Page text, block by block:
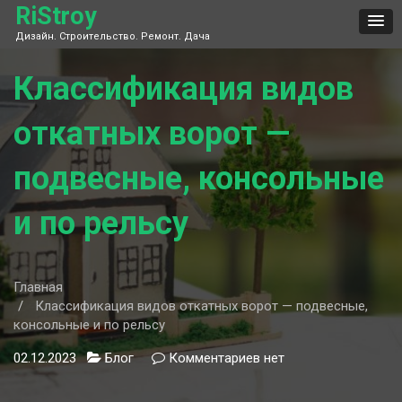
Skip
content
RiStroy
Дизайн. Строительство. Ремонт. Дача
Классификация видов
откатных ворот —
подвесные, консольные
и по рельсу
Главная
Классификация видов откатных ворот — подвесные,
консольные и по рельсу
02.12.2023 Блог Комментариев кнет